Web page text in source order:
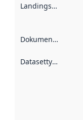
Landingsside
Dokumentasjon
Datasettype